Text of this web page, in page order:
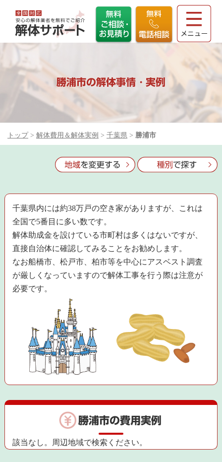
勝浦市の解体事情・実例
トップ > 解体費用＆解体実例 > 千葉県 > 勝浦市
千葉県内には約38万戸の空き家がありますが、これは
全国で5番目に多い数です。
解体助成金を設けている市町村は多くはないですが、
直接自治体に確認してみることをお勧めします。
なお船橋市、松戸市、柏市等を中心にアスベスト調査
が厳しくなっていますので解体工事を行う際は注意が
必要です。
勝浦市の費用実例
該当なし。周辺地域で検索ください。